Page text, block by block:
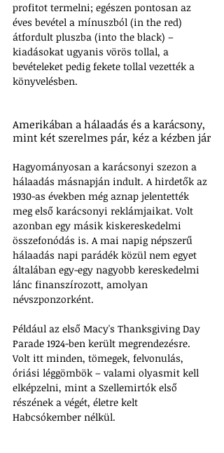
profitot termelni; egészen pontosan az
éves bevétel a mínuszból (in the red)
átfordult pluszba (into the black) –
kiadásokat ugyanis vörös tollal, a
bevételeket pedig fekete tollal vezették a
könyvelésben.
Amerikában a hálaadás és a karácsony,
mint két szerelmes pár, kéz a kézben jár
Hagyományosan a karácsonyi szezon a
hálaadás másnapján indult. A hirdetők az
1930-as években még aznap jelentették
meg első karácsonyi reklámjaikat. Volt
azonban egy másik kiskereskedelmi
összefonódás is. A mai napig népszerű
hálaadás napi parádék közül nem egyet
általában egy-egy nagyobb kereskedelmi
lánc finanszírozott, amolyan
névszponzorként.
Például az első Macy's Thanksgiving Day
Parade 1924-ben került megrendezésre.
Volt itt minden, tömegek, felvonulás,
óriási léggömbök – valami olyasmit kell
elképzelni, mint a Szellemirtók első
részének a végét, életre kelt
Habcsókember nélkül.